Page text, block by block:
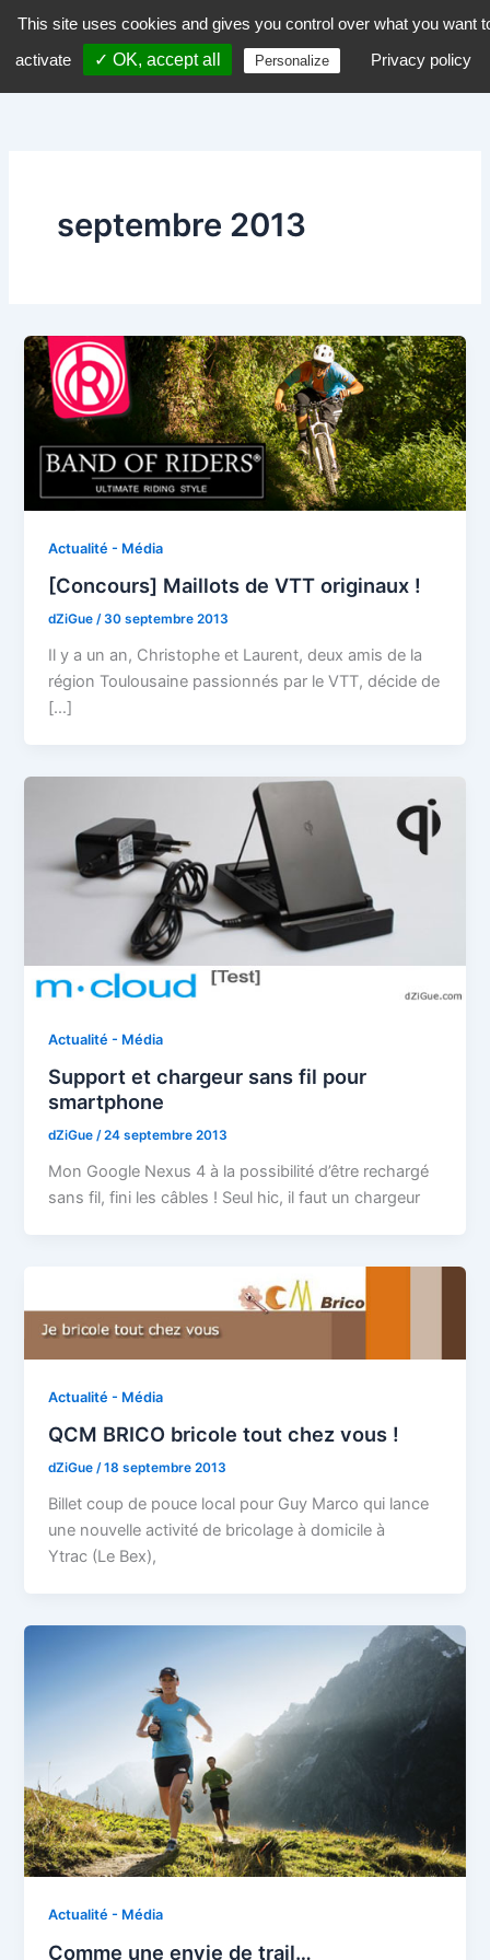
contenu
dZiGue
septembre 2013
Actualité - Média
[Concours] Maillots de VTT originaux !
dZiGue/30 septembre 2013
Il y a un an, Christophe et Laurent, deux amis de la
région Toulousaine passionnés par le VTT, décide de
[…]
Actualité - Média
Support et chargeur sans fil pour
smartphone
dZiGue/24 septembre 2013
Mon Google Nexus 4 à la possibilité d’être rechargé
sans fil, fini les câbles ! Seul hic, il faut un chargeur
Actualité - Média
QCM BRICO bricole tout chez vous !
dZiGue/18 septembre 2013
Billet coup de pouce local pour Guy Marco qui lance
une nouvelle activité de bricolage à domicile à
Ytrac (Le Bex),
Actualité - Média
Comme une envie de trail…
This site uses cookies and gives you control over what you want
activate
✓ OK, accept all Personalize Privacy policy